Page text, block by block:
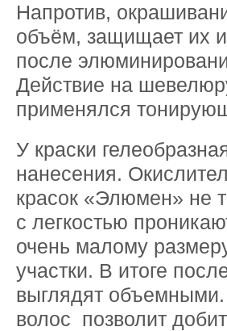
Напротив,
объём, защищает их
после
Действие на
применялся
У краски
нанесения.
красок «Элюмен» не
с легкостью
очень малому
участки. В итоге
выглядят
волос позволит